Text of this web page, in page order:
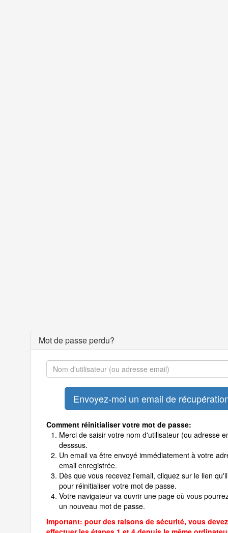
Mot de passe perdu?
Comment réinitialiser votre mot de passe:
Merci de saisir votre nom d'utilisateur (ou adresse
desssus.
Un email va être envoyé immédiatement à votre
email enregistrée.
Dès que vous recevez l'email, cliquez sur le lien
pour réinitialiser votre mot de passe.
Votre navigateur va ouvrir une page où vous
un nouveau mot de passe.
Important: pour des raisons de sécurité, vous devez